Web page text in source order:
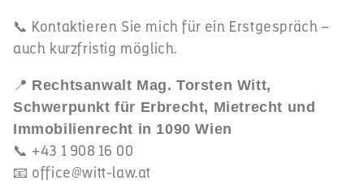
📞 Kontaktieren Sie mich für ein Erstgespräch –
auch kurzfristig möglich.
📍 Rechtsanwalt Mag. Torsten Witt,
Schwerpunkt für Erbrecht, Mietrecht und
Immobilienrecht in 1090 Wien
📞 +43 1 908 16 00
📧 office@witt-law.at